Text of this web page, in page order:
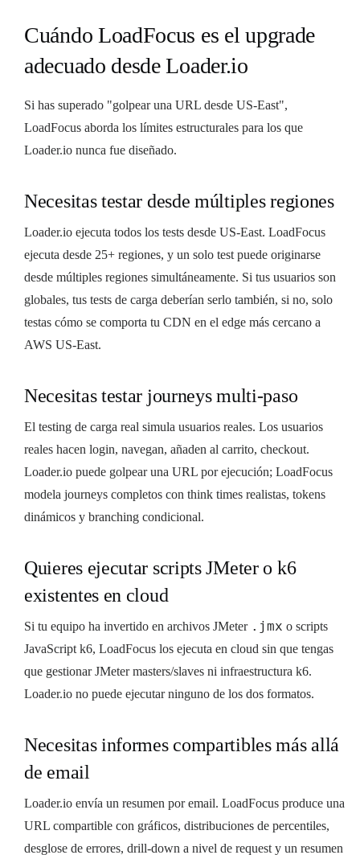
Cuándo LoadFocus es el upgrade
adecuado desde Loader.io
Si has superado "golpear una URL desde US-East",
LoadFocus aborda los límites estructurales para los que
Loader.io nunca fue diseñado.
Necesitas testar desde múltiples regiones
Loader.io ejecuta todos los tests desde US-East. LoadFocus
ejecuta desde 25+ regiones, y un solo test puede originarse
desde múltiples regiones simultáneamente. Si tus usuarios son
globales, tus tests de carga deberían serlo también, si no, solo
testas cómo se comporta tu CDN en el edge más cercano a
AWS US-East.
Necesitas testar journeys multi-paso
El testing de carga real simula usuarios reales. Los usuarios
reales hacen login, navegan, añaden al carrito, checkout.
Loader.io puede golpear una URL por ejecución; LoadFocus
modela journeys completos con think times realistas, tokens
dinámicos y branching condicional.
Quieres ejecutar scripts JMeter o k6
existentes en cloud
Si tu equipo ha invertido en archivos JMeter .jmx o scripts
JavaScript k6, LoadFocus los ejecuta en cloud sin que tengas
que gestionar JMeter masters/slaves ni infraestructura k6.
Loader.io no puede ejecutar ninguno de los dos formatos.
Necesitas informes compartibles más allá
de email
Loader.io envía un resumen por email. LoadFocus produce una
URL compartible con gráficos, distribuciones de percentiles,
desglose de errores, drill-down a nivel de request y un resumen